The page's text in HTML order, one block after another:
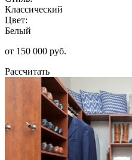
Классический
Цвет:
Белый
от 150 000 руб.
Рассчитать